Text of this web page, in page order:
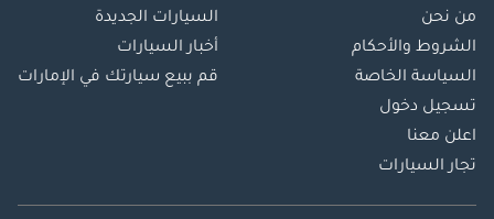
من نحن
الشروط والأحكام
السياسة الخاصة
تسجيل دخول
اعلن معنا
تجار السيارات
السيارات الجديدة
أخبار السيارات
قم ببيع سيارتك في الإمارات